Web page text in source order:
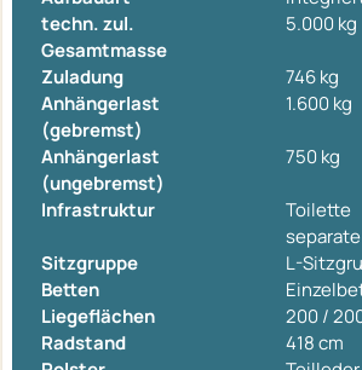
techn. zul.
Gesamtmasse
5.000 kg
Zuladung
746 kg
Anhängerlast
(gebremst)
1.600 kg
Anhängerlast
(ungebremst)
750 kg
Infrastruktur
Toilette
Sitzgruppe
L-
Betten
Liegeflächen
200 /
Radstand
418 cm